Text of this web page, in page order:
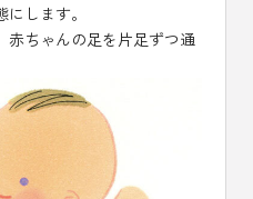
します。
赤ちゃんの足を片足ずつ通